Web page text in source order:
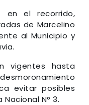
en el recorrido,
de Marcelino
al Municipio y
vigentes hasta
evitar posibles
N° 3.